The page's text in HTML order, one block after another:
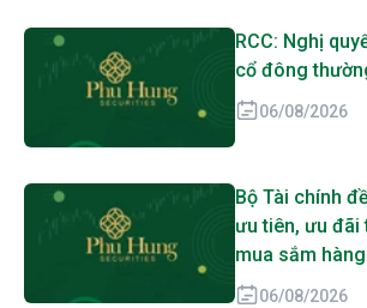
RCC: Nghị
cổ đông
06/08/2026
Bộ Tài chính
ưu tiên, ưu đãi
mua sắm
trong nước
06/08/2026